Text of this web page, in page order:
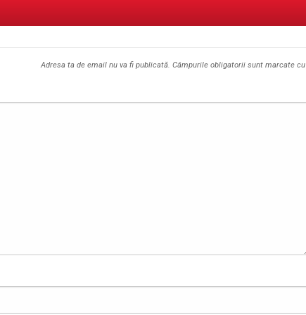
Adresa ta de email nu va fi publicată. Câmpurile obligatorii sunt marcate cu